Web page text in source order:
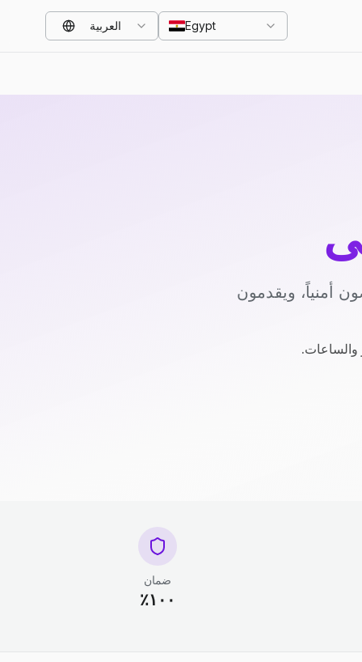
Egypt العربية
أمنياً، ويقدمون
ضمان
١٠٠٪